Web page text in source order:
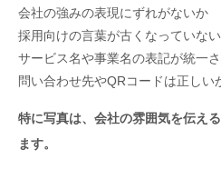
会社の強みの表現にずれがないか
採用向けの言葉が古くなっていな
サービス名や事業名の表記が統一
問い合わせ先やQRコードは正しい
特に写真は、会社の雰囲気を伝え
ます。